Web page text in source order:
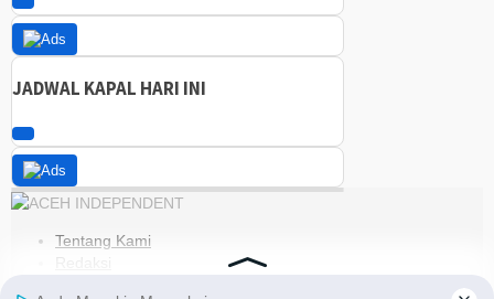
JADWAL KAPAL HARI INI
Tentang Kami
Redaksi